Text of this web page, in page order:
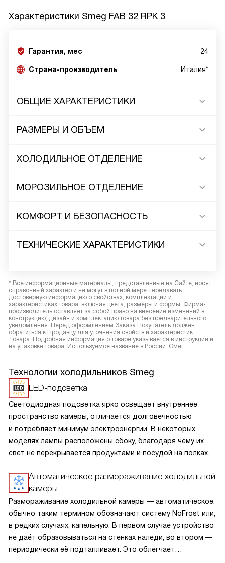
Характеристики Smeg FAB 32 RPK 3
Гарантия, мес 24
Страна-производитель Италия*
ОБЩИЕ ХАРАКТЕРИСТИКИ
РАЗМЕРЫ И ОБЪЕМ
ХОЛОДИЛЬНОЕ ОТДЕЛЕНИЕ
МОРОЗИЛЬНОЕ ОТДЕЛЕНИЕ
КОМФОРТ И БЕЗОПАСНОСТЬ
ТЕХНИЧЕСКИЕ ХАРАКТЕРИСТИКИ
* Все информационные материалы, представленные на Сайте, носят
справочный характер и не могут в полной мере передавать
достоверную информацию о свойствах, комплектации и
характеристиках товара, включая цвета, размеры и формы. Фирма-
производитель оставляет за собой право на внесение изменений в
конструкцию, дизайн и комплектацию товара без предварительного
уведомления. Перед оформлением Заказа Покупатель должен
обратиться к Продавцу для уточнения свойств и характеристик
Товара. Подробная информация о товаре указывается в инструкции и
на упаковке товара. Используемое название в России: Смег
Технологии холодильников Smeg
LED-подсветка
Светодиодная подсветка ярко освещает внутреннее
пространство камеры, отличается долговечностью
и потребляет минимум электроэнергии. В некоторых
моделях лампы расположены сбоку, благодаря чему их
свет не перекрывается продуктами и посудой на полках.
Автоматическое размораживание холодильной
камеры
Размораживание холодильной камеры — автоматическое:
обычно таким термином обозначают систему NoFrost или,
в редких случаях, капельную. В первом случае устройство
не даёт образовываться на стенках наледи, во втором —
периодически её подтапливает. Это облегчает